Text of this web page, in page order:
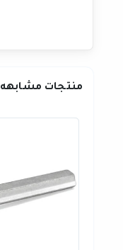
منتجات مشابهه